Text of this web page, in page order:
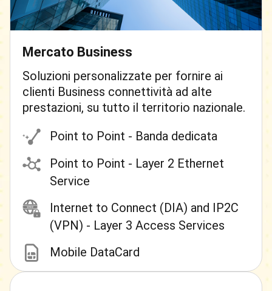
Mercato Business
Soluzioni personalizzate per fornire ai
clienti Business connettività ad alte
prestazioni, su tutto il territorio nazionale.
Point to Point - Banda dedicata
Point to Point - Layer 2 Ethernet
Service
Internet to Connect (DIA) and IP2C
(VPN) - Layer 3 Access Services
Mobile DataCard